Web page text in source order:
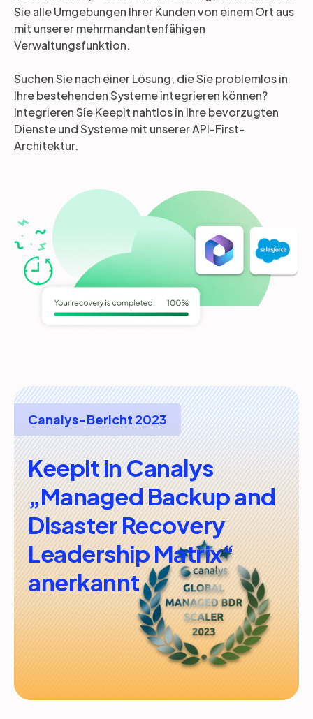
Sie alle Umgebungen Ihrer Kunden von einem Ort aus
mit unserer mehrmandantenfähigen
Verwaltungsfunktion.
Suchen Sie nach einer Lösung, die Sie problemlos in
Ihre bestehenden Systeme integrieren können?
Integrieren Sie Keepit nahtlos in Ihre bevorzugten
Dienste und Systeme mit unserer API-First-
Architektur.
Canalys-Bericht 2023
Keepit in Canalys
„Managed Backup and
Disaster Recovery
Leadership Matrix“
anerkannt